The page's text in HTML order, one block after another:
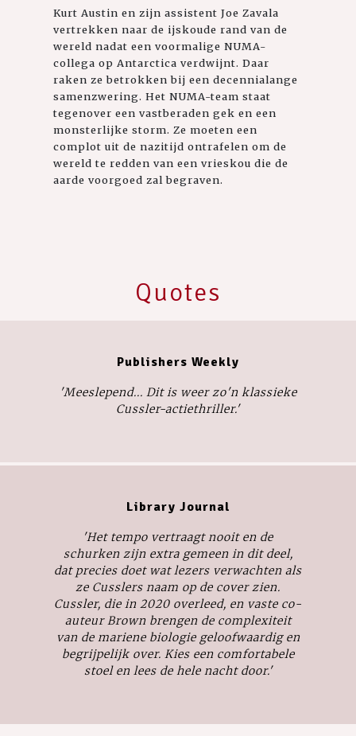
Kurt Austin en zijn assistent Joe Zavala
vertrekken naar de ijskoude rand van de
wereld nadat een voormalige NUMA-
collega op Antarctica verdwijnt. Daar
raken ze betrokken bij een decennialange
samenzwering. Het NUMA-team staat
tegenover een vastberaden gek en een
monsterlijke storm. Ze moeten een
complot uit de nazitijd ontrafelen om de
wereld te redden van een vrieskou die de
aarde voorgoed zal begraven.
Quotes
Publishers Weekly
'Meeslepend... Dit is weer zo'n klassieke
Cussler-actiethriller.'
Library Journal
'Het tempo vertraagt nooit en de
schurken zijn extra gemeen in dit deel,
dat precies doet wat lezers verwachten als
ze Cusslers naam op de cover zien.
Cussler, die in 2020 overleed, en vaste co-
auteur Brown brengen de complexiteit
van de mariene biologie geloofwaardig en
begrijpelijk over. Kies een comfortabele
stoel en lees de hele nacht door.'